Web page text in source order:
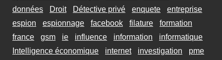
données
Droit Détective privé enquete
entreprise
espion
espionnage facebook filature
formation
france
gsm ie influence information
informatique
Intelligence économique
internet investigation
pme